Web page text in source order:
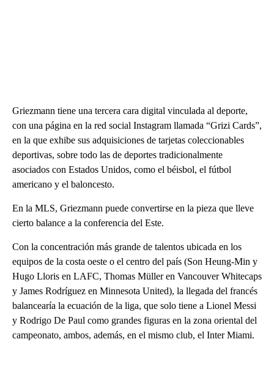
Griezmann tiene una tercera cara digital vinculada al deporte,
con una página en la red social Instagram llamada “Grizi Cards”,
en la que exhibe sus adquisiciones de tarjetas coleccionables
deportivas, sobre todo las de deportes tradicionalmente
asociados con Estados Unidos, como el béisbol, el fútbol
americano y el baloncesto.
En la MLS, Griezmann puede convertirse en la pieza que lleve
cierto balance a la conferencia del Este.
Con la concentración más grande de talentos ubicada en los
equipos de la costa oeste o el centro del país (Son Heung-Min y
Hugo Lloris en LAFC, Thomas Müller en Vancouver Whitecaps
y James Rodríguez en Minnesota United), la llegada del francés
balancearía la ecuación de la liga, que solo tiene a Lionel Messi
y Rodrigo De Paul como grandes figuras en la zona oriental del
campeonato, ambos, además, en el mismo club, el Inter Miami.